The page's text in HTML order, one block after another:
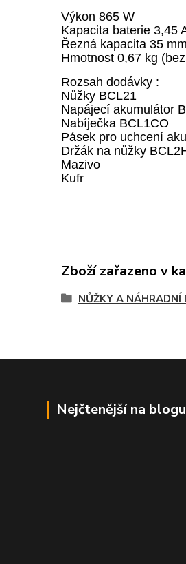
Výkon 865 W
Kapacita baterie 3,45
Řezná kapacita 35 mm
Hmotnost 0,67 kg
Rozsah dodávky :
Nůžky BCL21
Napájecí akumulátor
Nabíječka BCL1CO
Pásek pro uchcení
Držák na nůžky
Mazivo
Kufr
Zboží zařazeno v
NŮŽKY A NÁHRADNÍ
Nejčtenější na blogu